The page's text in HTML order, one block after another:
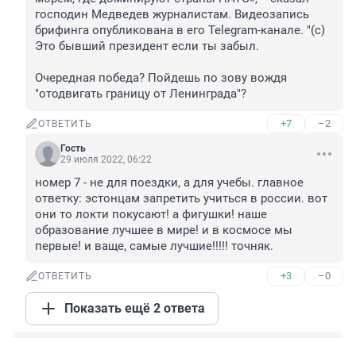
господин Медведев журналистам. Видеозапись
брифинга опубликована в его Telegram-канале. "(с)
Это бывший президент если ты забыл.
Очередная победа? Пойдешь по зову вождя
"отодвигать границу от Ленинграда"?
ОТВЕТИТЬ +7 –2
Гость
29 июля 2022, 06:22
номер 7 - не для поездки, а для учебы. главное
ответку: эстонцам запретить учиться в россии. вот
они то локти покусают! а фигушки! наше
образование лучшее в мире! и в космосе мы
первые! и ваще, самые лучшие!!!!! точняк.
ОТВЕТИТЬ +3 –0
Показать ещё 2 ответа